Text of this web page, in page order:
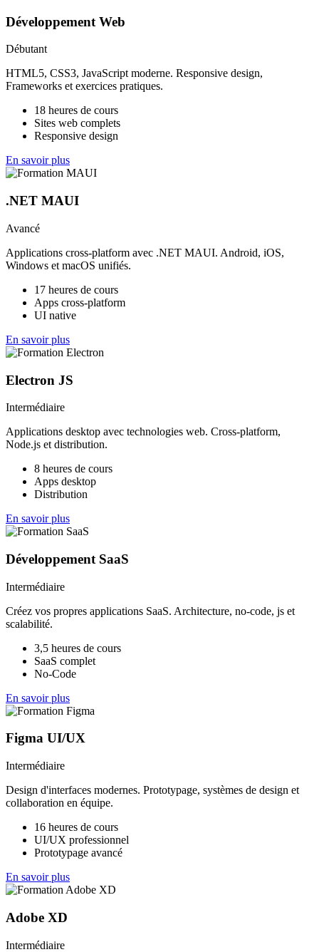
Développement Web
Débutant
HTML5, CSS3, JavaScript moderne. Responsive design,
Frameworks et exercices pratiques.
18 heures de cours
Sites web complets
Responsive design
En savoir plus
.NET MAUI
Avancé
Applications cross-platform avec .NET MAUI. Android, iOS,
Windows et macOS unifiés.
17 heures de cours
Apps cross-platform
UI native
En savoir plus
Electron JS
Intermédiaire
Applications desktop avec technologies web. Cross-platform,
Node.js et distribution.
8 heures de cours
Apps desktop
Distribution
En savoir plus
Développement SaaS
Intermédiaire
Créez vos propres applications SaaS. Architecture, no-code, js et
scalabilité.
3,5 heures de cours
SaaS complet
No-Code
En savoir plus
Figma UI/UX
Intermédiaire
Design d'interfaces modernes. Prototypage, systèmes de design et
collaboration en équipe.
16 heures de cours
UI/UX professionnel
Prototypage avancé
En savoir plus
Adobe XD
Intermédiaire